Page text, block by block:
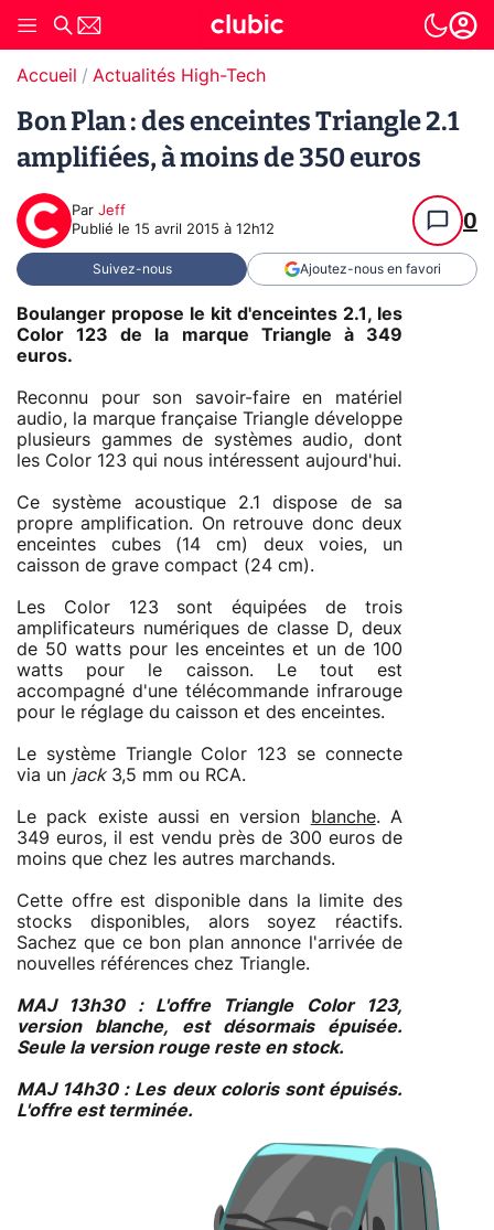
Accueil Actualités High-Tech
Bon Plan : des enceintes Triangle 2.1
amplifiées, à moins de 350 euros
Par Jeff
Publié le 15 avril 2015 à 12h12 0
Suivez-nous Ajoutez-nous en favori
Boulanger propose le kit d'enceintes 2.1, les
Color 123 de la marque Triangle à 349
euros.
Reconnu pour son savoir-faire en matériel
audio, la marque française Triangle développe
plusieurs gammes de systèmes audio, dont
les Color 123 qui nous intéressent aujourd'hui.
Ce système acoustique 2.1 dispose de sa
propre amplification. On retrouve donc deux
enceintes cubes (14 cm) deux voies, un
caisson de grave compact (24 cm).
Les Color 123 sont équipées de trois
amplificateurs numériques de classe D, deux
de 50 watts pour les enceintes et un de 100
watts pour le caisson. Le tout est
accompagné d'une télécommande infrarouge
pour le réglage du caisson et des enceintes.
Le système Triangle Color 123 se connecte
via un jack3,5 mm ou RCA.
Le pack existe aussi en version blanche. A
349 euros, il est vendu près de 300 euros de
moins que chez les autres marchands.
Cette offre est disponible dans la limite des
stocks disponibles, alors soyez réactifs.
Sachez que ce bon plan annonce l'arrivée de
nouvelles références chez Triangle.
MAJ 13h30 : L'offre Triangle Color 123,
version blanche, est désormais épuisée.
Seule la version rouge reste en stock.
MAJ 14h30 : Les deux coloris sont épuisés.
L'offre est terminée.